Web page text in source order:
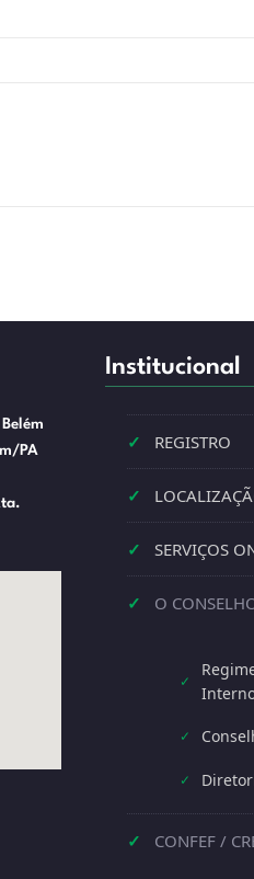
PA
Institucional
✓ REGISTRO
✓
✓ SERVIÇOS
✓ O
✓
✓
✓
✓ CONFEF /